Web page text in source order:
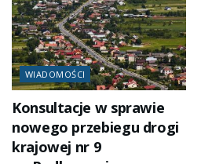
WIADOMOŚCI
Konsultacje w sprawie
nowego przebiegu drogi
krajowej nr 9